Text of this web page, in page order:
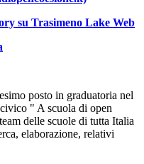
su Trasimeno Lake Web
posto in graduatoria nel
" A scuola di open
delle scuole di tutta Italia
elaborazione, relativi